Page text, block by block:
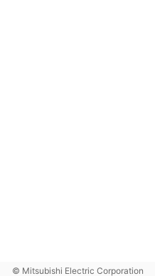
© Mitsubishi Electric Corporation